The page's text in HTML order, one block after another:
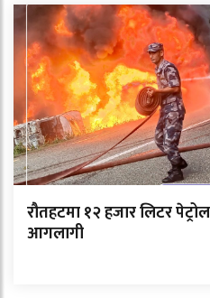
रौतहटमा १२ हजार लिटर
आगलागी